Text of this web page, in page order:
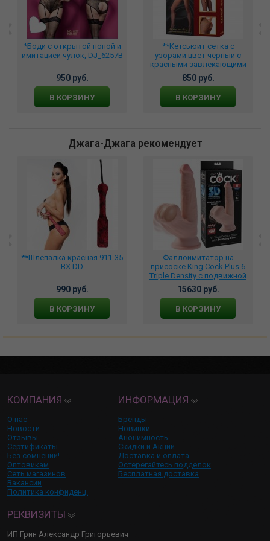
*Боди с открытой попой и
имитацией чулок, DJ_6257B
950 руб.
В КОРЗИНУ
**Кетсьюит сетка с
узорами цвет чёрный с
красными завлекающими
бантами , DJ_1094, DJ_3704
850 руб.
В КОРЗИНУ
Джага-Джага рекомендует
**Шлепалка красная 911-35
BX DD
990 руб.
В КОРЗИНУ
Фаллоимитатор на
присоске King Cock Plus 6
Triple Density с подвижной
мошонкой, 572921
15630 руб.
В КОРЗИНУ
КОМПАНИЯ
О нас
Новости
Отзывы
Сертификаты
Без сомнений!
Оптовикам
Сеть магазинов
Вакансии
Политика конфиденц.
ИНФОРМАЦИЯ
Бренды
Новинки
Анонимность
Скидки и Акции
Доставка и оплата
Остерегайтесь подделок
Бесплатная доставка
РЕКВИЗИТЫ
ИП Грин Александр Григорьевич